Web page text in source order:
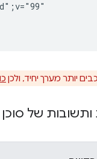
יותר מערך יחיד, ולכן
ותשובות של